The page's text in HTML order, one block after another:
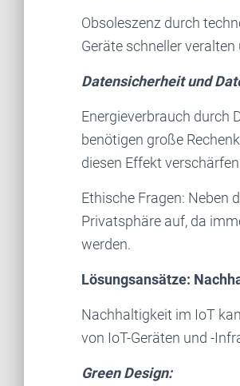
Obsoleszenz durch
Geräte schneller
Datensicherheit und
Energieverbrauch durch
benötigen große
diesen Effekt
Ethische Fragen: Neben
Privatsphäre auf, da
werden.
Lösungsansätze:
Nachhaltigkeit im IoT
von IoT-Geräten und -
Green Design: